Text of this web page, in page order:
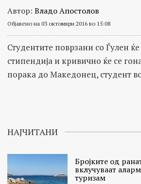
Автор: Владо Апостолов
Објавено на 03 октомври 2016 во 15:08
Студентите поврзани со Ѓулен ќе
стипендија и кривично ќе се
порака до Македонец, студент
НАЈЧИТАНИ
Бројките од
вклучуваат
туризам